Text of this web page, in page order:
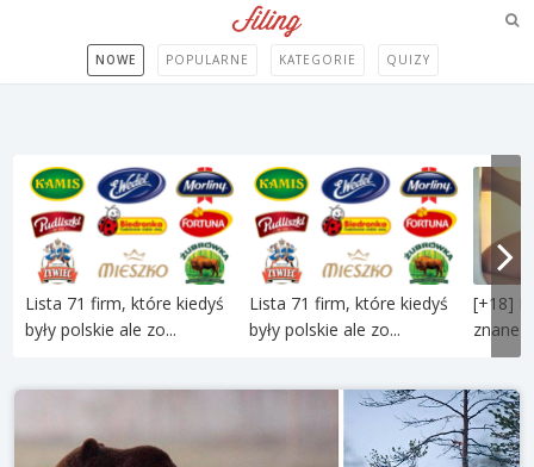
NOWE POPULARNE KATEGORIE QUIZY
Lista 71 firm, które kiedyś
były polskie ale zo...
Lista 71 firm, które kiedyś
były polskie ale zo...
[+18]
znane